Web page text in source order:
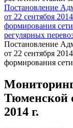
Постановление
от 22 сентября
формирования
регулярных
Постановление
от 22 сентября
формирования
Мониторинг
Тюменской
2014 г.